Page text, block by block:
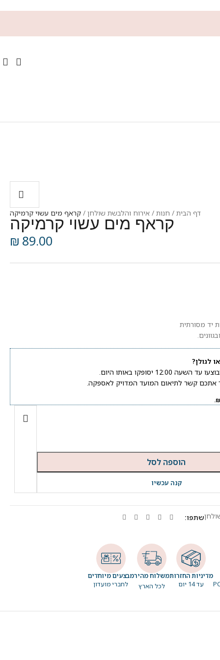
דף הבית / חנות / אירוח והלבשת שולחן / קראף מים עשוי קרמיקה
קראף מים עשוי קרמיקה
89.00
₪
יד מסורתית
לגולן?
יסופקו באותו היום.
אתכם קשר לתיאום המועד המדויק לאספקה.
הוספה לסל
קנה עכשיו
שתפו:
מדיניות החזרות
עד 14 יום
משלוח מהיר
לכל הארץ
מבצעים מיוחדים
לחברי מועדון